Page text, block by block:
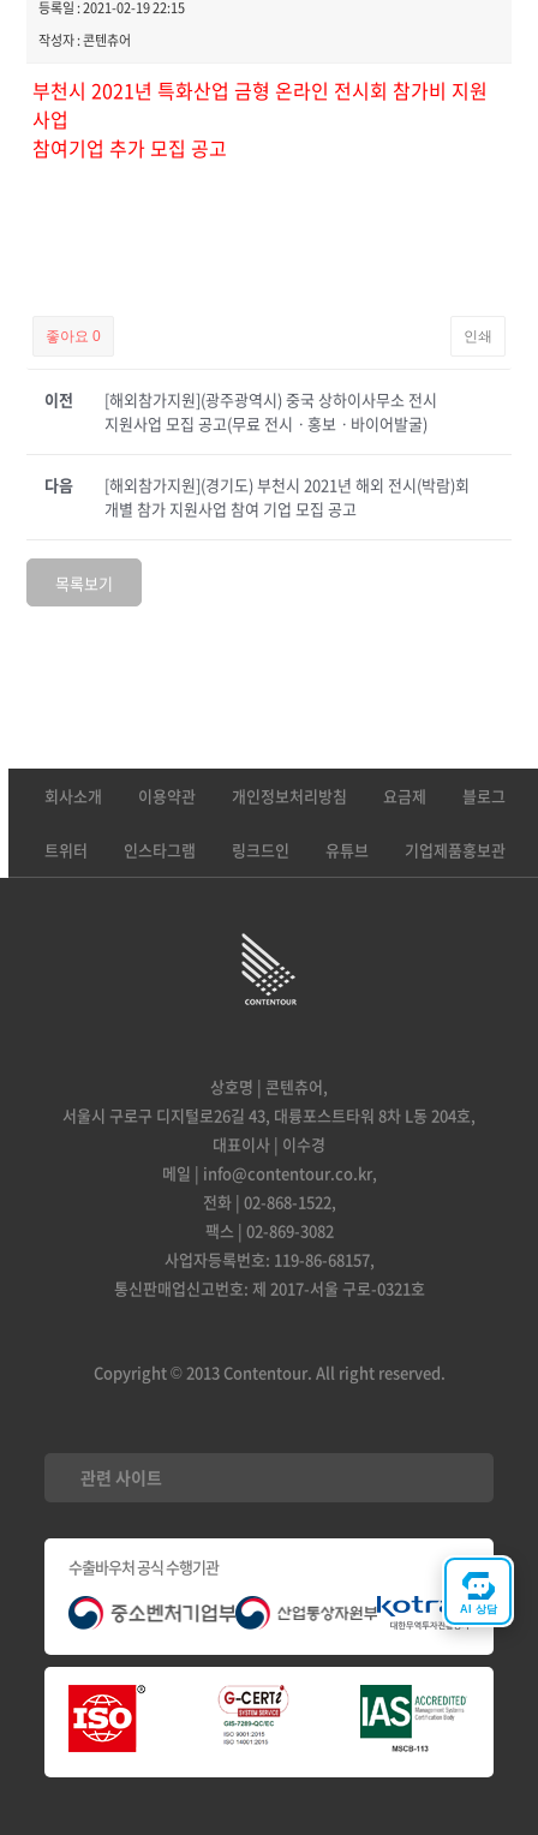
등록일 : 2021-02-19 22:15
작성자 : 콘텐츄어
부천시 2021년 특화산업 금형 온라인 전시회 참가비 지원
사업
참여기업 추가 모집 공고
좋아요0 인쇄
이전
[해외참가지원](광주광역시) 중국 상하이사무소 전시
지원사업 모집 공고(무료 전시ㆍ홍보ㆍ바이어발굴)
[해외참가지원](경기도) 부천시 2021년 해외 전시(박람)회
개별 참가 지원사업 참여 기업 모집 공고
다음
목록보기
회사소개 이용약관 개인정보처리방침 요금제 블로그
트위터 인스타그램 링크드인 유튜브 기업제품홍보관
상호명 | 콘텐츄어,
서울시 구로구 디지털로26길 43, 대륭포스트타워 8차 L동 204호,
대표이사 | 이수경
메일 | info@contentour.co.kr,
전화 | 02-868-1522,
팩스 | 02-869-3082
사업자등록번호: 119-86-68157,
통신판매업신고번호: 제 2017-서울 구로-0321호
Copyright © 2013 Contentour. All right reserved.
관련 사이트
수출바우처 공식 수행기관
AI 상담